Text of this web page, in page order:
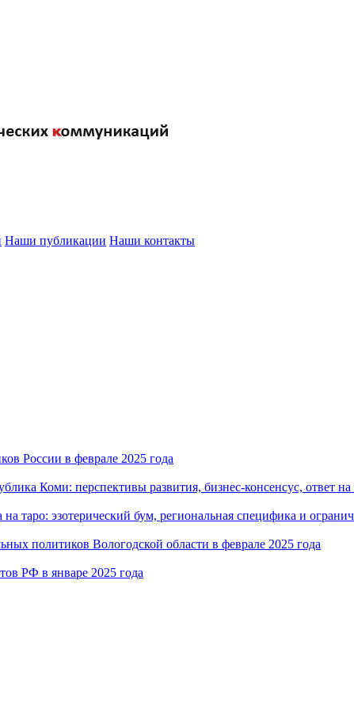
Наши публикации Наши контакты
России в феврале 2025 года
Коми: перспективы развития, бизнес-консенсус, ответ
таро: эзотерический бум, региональная специфика и
политиков Вологодской области в феврале 2025 года
РФ в январе 2025 года